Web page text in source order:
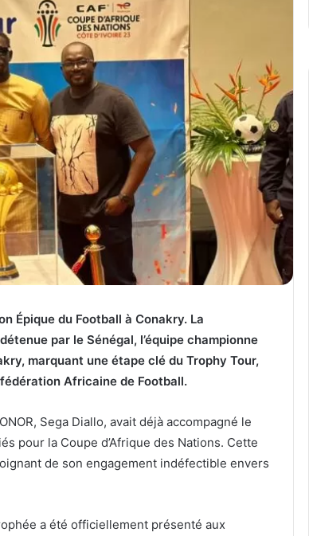
Épique du Football à Conakry. La
par le Sénégal, l’équipe championne
marquant une étape clé du Trophy Tour,
Africaine de Football.
Sega Diallo, avait déjà accompagné le
pour la Coupe d’Afrique des Nations. Cette
de son engagement indéfectible envers
a été officiellement présenté aux